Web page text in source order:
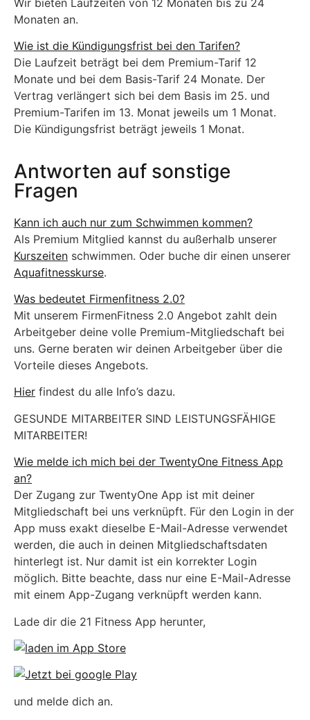
Monaten an.
Wie ist die Kündigungsfrist bei den Tarifen?
Die Laufzeit beträgt bei dem Premium-Tarif 12
Monate und bei dem Basis-Tarif 24 Monate. Der
Vertrag verlängert sich bei dem Basis im 25. und
Premium-Tarifen im 13. Monat jeweils um 1 Monat.
Die Kündigungsfrist beträgt jeweils 1 Monat.
Antworten auf sonstige
Fragen
Kann ich auch nur zum Schwimmen kommen?
Als Premium Mitglied kannst du außerhalb unserer
Kurszeiten schwimmen. Oder buche dir einen unserer
Aquafitnesskurse.
Was bedeutet Firmenfitness 2.0?
Mit unserem FirmenFitness 2.0 Angebot zahlt dein
Arbeitgeber deine volle Premium-Mitgliedschaft bei
uns. Gerne beraten wir deinen Arbeitgeber über die
Vorteile dieses Angebots.
Hier findest du alle Info’s dazu.
GESUNDE MITARBEITER SIND LEISTUNGSFÄHIGE
MITARBEITER!
Wie melde ich mich bei der TwentyOne Fitness App
an?
Der Zugang zur TwentyOne App ist mit deiner
Mitgliedschaft bei uns verknüpft. Für den Login in der
App muss exakt dieselbe E-Mail-Adresse verwendet
werden, die auch in deinen Mitgliedschaftsdaten
hinterlegt ist. Nur damit ist ein korrekter Login
möglich. Bitte beachte, dass nur eine E-Mail-Adresse
mit einem App-Zugang verknüpft werden kann.
Lade dir die 21 Fitness App herunter,
und melde dich an.